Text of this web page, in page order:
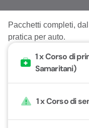
Pacchetti completi,
pratica per auto.
1 xCorso di
Samaritani)
1 xCorso di